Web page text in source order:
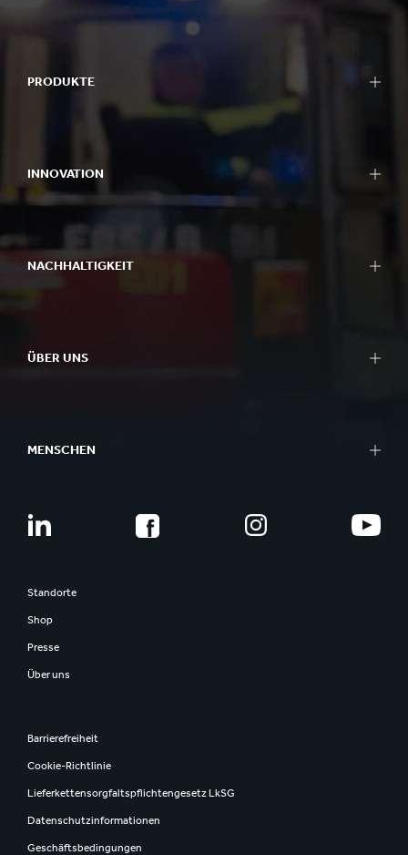
PRODUKTE
INNOVATION
NACHHALTIGKEIT
ÜBER UNS
MENSCHEN
Standorte
Shop
Presse
Über uns
Barrierefreiheit
Cookie-Richtlinie
Lieferkettensorgfaltspflichtengesetz LkSG
Datenschutzinformationen
Geschäftsbedingungen